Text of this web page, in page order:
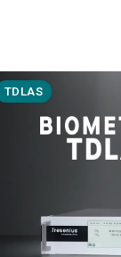
TDLAS